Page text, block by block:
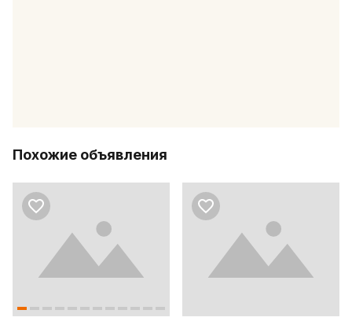
Похожие объявления